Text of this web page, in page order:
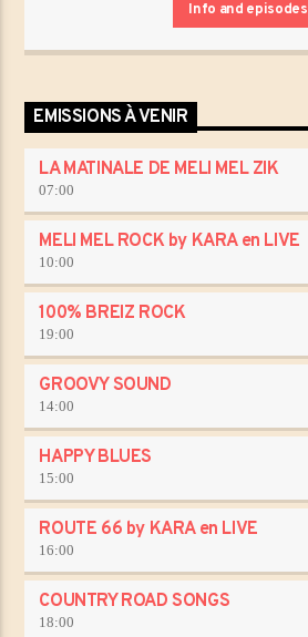
Info and episodes
EMISSIONS À VENIR
LA MATINALE DE MELI MEL ZIK
07:00
MELI MEL ROCK by KARA en LIVE
10:00
100% BREIZ ROCK
19:00
GROOVY SOUND
14:00
HAPPY BLUES
15:00
ROUTE 66 by KARA en LIVE
16:00
COUNTRY ROAD SONGS
18:00